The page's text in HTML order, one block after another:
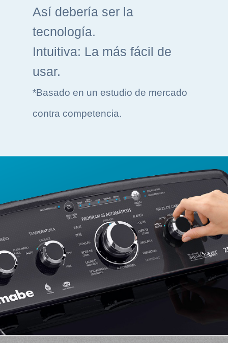
Así debería ser la
tecnología.
Intuitiva: La más fácil de
usar.
*Basado en un estudio de mercado
contra competencia.